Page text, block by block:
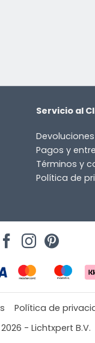
Servicio al
Pagos y
Términos y
Política de
Política de
- Lichtxpert B.V.